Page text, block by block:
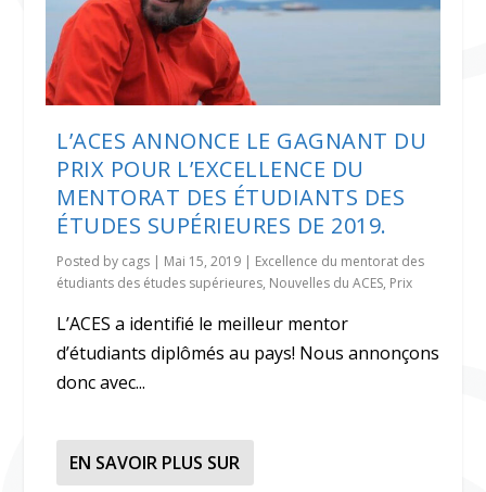
L’ACES ANNONCE LE GAGNANT DU
PRIX POUR L’EXCELLENCE DU
MENTORAT DES ÉTUDIANTS DES
ÉTUDES SUPÉRIEURES DE 2019.
Posted by cags | Mai 15, 2019 | Excellence du mentorat des
étudiants des études supérieures, Nouvelles du ACES, Prix
L’ACES a identifié le meilleur mentor
d’étudiants diplômés au pays! Nous annonçons
donc avec...
EN SAVOIR PLUS SUR